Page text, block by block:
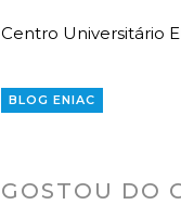
Centro Universitário
BLOG ENIAC
GOSTOU DO